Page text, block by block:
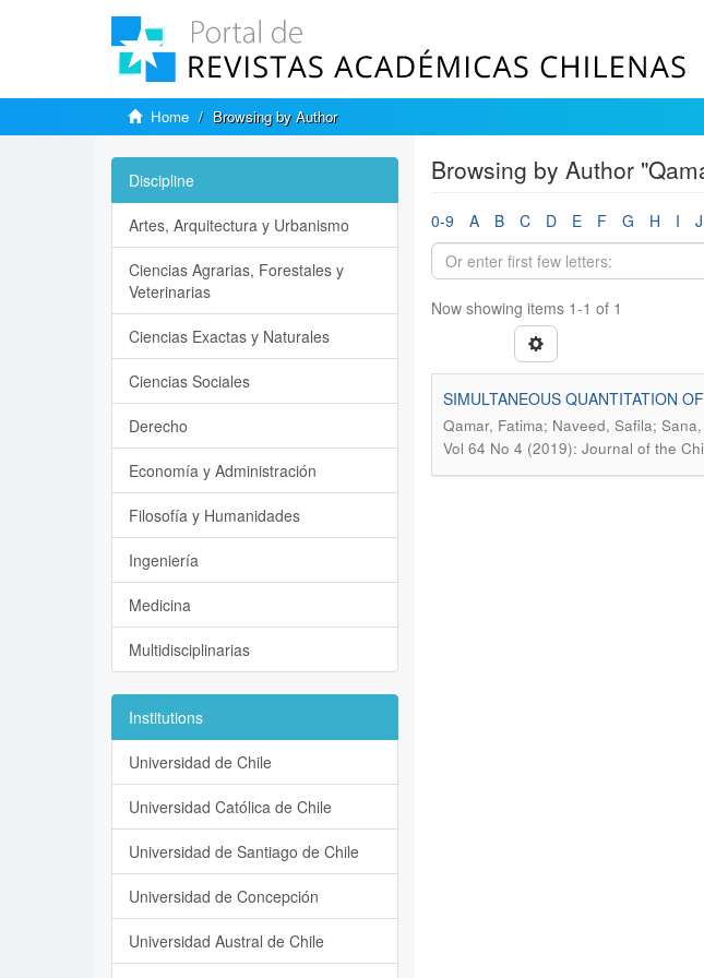
Home Browsing by Author
Browsing by Author
0-9 A B C D E F G H I J
Now showing items 1-1 of 1
SIMULTANEOUS QUANTITATION
Qamar, Fatima; Naveed, Safila;
Vol 64 No 4 (2019): Journal of the
Discipline
Artes, Arquitectura y Urbanismo
Ciencias Agrarias, Forestales y
Veterinarias
Ciencias Exactas y Naturales
Ciencias Sociales
Derecho
Economía y Administración
Filosofía y Humanidades
Ingeniería
Medicina
Multidisciplinarias
Institutions
Universidad de Chile
Universidad Católica de Chile
Universidad de Santiago de Chile
Universidad de Concepción
Universidad Austral de Chile